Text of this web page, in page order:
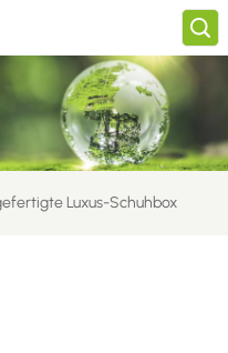
Luxus-Schuhbox